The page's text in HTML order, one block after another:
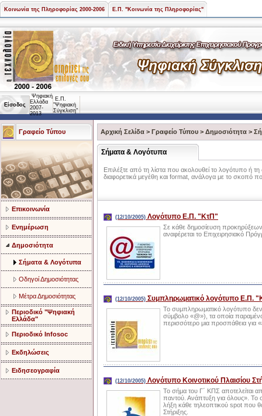
Κοινωνία της Πληροφορίας 2000-2006 Ε.Π. "Κοινωνία της Πληροφορίας"
Είσοδος
Ψηφιακή
Ελλάδα
2007-
2013
Ε.Π.
"Ψηφιακή
Σύγκλιση"
Γραφείο Τύπου
Επικοινωνία
Ενημέρωση
Δημοσιότητα
Σήματα & Λογότυπα
Οδηγοί Δημοσιότητας
Μέτρα Δημοσιότητας
Περιοδικό "Ψηφιακή
Ελλάδα"
Περιοδικό Infosoc
Εκδηλώσεις
Ειδησεογραφία
Αρχική Σελίδα > Γραφείο Τύπου > Δημοσιότητα >
Σήματα & Λογότυπα
Επιλέξτε από τη λίστα που ακολουθεί το λογότυπο ή
διαφορετικά μεγέθη και format, ανάλογα με το σκοπό
(12/10/2005) Λογότυπο Ε.Π. "ΚτΠ"
Σε κάθε δημοσίευση
αναφέρεται το Επιχειρησιακό
(12/10/2005) Συμπληρωματικό λογότυπο Ε.Π.
Το συμπληρωματικό λογότυπο
σύμβολο «@»), τα οποία
περισσότερο μια προσπάθεια για
(12/10/2005) Λογότυπο Κοινοτικού Πλαισίου
Το σήμα του Γ΄ ΚΠΣ αποτελείται
παντού. Ανάπτυξη για όλους». Το
λήξη κάθε τηλεοπτικού spot που
Στήριξης.